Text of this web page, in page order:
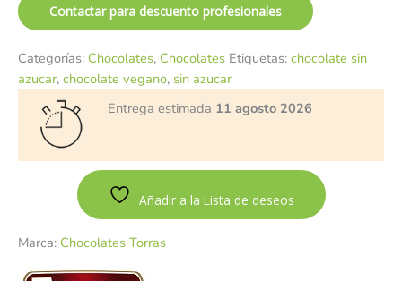
Contactar para descuento profesionales
Categorías: Chocolates, Chocolates Etiquetas: chocolate sin
azucar, chocolate vegano, sin azucar
Entrega estimada 11 agosto 2026
Añadir a la Lista de deseos
Marca: Chocolates Torras